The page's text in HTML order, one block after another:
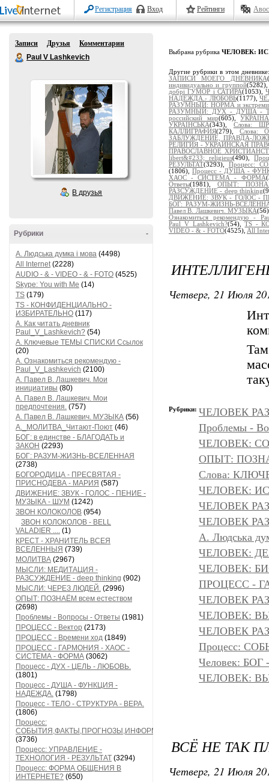
Регистрация Вход Рейтинги
Записи Друзья
Комментарии
Paul V Lashkevich
В друзья
-
Рубрики
A. Людська думка і мова (4498)
All Internet(2228)
AUDIO - & - VIDEO - & - FOTO (4525)
Skype: You with Me (14)
TS (179)
TS - КОНФИДЕНЦИАЛЬНО -
ИЗБИРАТЕЛЬНО (117)
А. Как читать дневник
Paul_V_Lashkevich? (54)
А. Ключевые ТЕМЫ СПИСКИ Ссылок
(20)
А. Ознакомиться рекомендую -
Paul_V_Lashkevich (2100)
А. Павел В. Лашкевич. Мои
инициативы (80)
А. Павел В. Лашкевич. Мои
предпочтения. (757)
А. Павел В. Лашкевич. МУЗЫКА (56)
А._МОЛИТВА_Читают-Поют (46)
БОГ: в единстве - БЛАГОДАТЬ и
ЗАКОН (2293)
БОГ: РАЗУМ-ЖИЗНЬ-ВСЕЛЕННАЯ
(2738)
БОГОРОДИЦА - ПРЕСВЯТАЯ -
ПРИСНОДЕВА - МАРИЯ (587)
ДВИЖЕНИЕ: ЗВУК - ГОЛОС - ПЕНИЕ -
МУЗЫКА - ШУМ (1242)
ЗВОН КОЛОКОЛОВ (954)
ЗВОН КОЛОКОЛОВ - BELL
VALADIER .... (1)
КРЕСТ - ХРАНИТЕЛЬ ВСЕЯ
ВСЕЛЕННЫЯ (739)
МОЛИТВА (2967)
МЫСЛИ: МЕДИТАЦИЯ -
РАЗСУЖДЕНИЕ - deep thinking (902)
МЫСЛИ: ЧЕРЕЗ ЛЮДЕЙ. (2996)
ОПЫТ: ПОЗНАЁМ всем естеством
(2698)
Проблемы - Вопросы - Ответы (1981)
ПРОЦЕСС - Вектор (2173)
ПРОЦЕСС - Времени ход (1849)
ПРОЦЕСС - ГАРМОНИЯ - ХАОС -
СИСТЕМА - ФОРМА (3062)
Процесс - ДУХ - ЦЕЛЬ - ЛЮБОВЬ.
(1801)
Процесс - ДУША - ФУНКЦИЯ -
НАДЕЖДА. (1798)
Процесс - ТЕЛО - СТРУКТУРА - ВЕРА.
(1806)
Процесс:
СОБЫТИЯ,ФАКТЫ,ПРОГНОЗЫ,ИНФОРМАЦИЯ
(3736)
Процесс: УПРАВЛЕНИЕ -
ТЕХНОЛОГИЯ - РЕЗУЛЬТАТ (3294)
Процесс: ФОРМА ОБЩЕНИЯ В
ИНТЕРНЕТЕ? (650)
Выбрана рубрика ЧЕЛОВЕК:
Другие рубрики в этом
ЗАПИСИ МОЕГО ДНЕВНИКА
индивидуально и группой
добрі ГУМОР і САТИРА(1053),
НАДЕЖДА - ЛЮБОВЬ(1177),
РАЗУМНЫЙ: НОРМА и
РАЗУМНЫЙ: ДУХ - ДУША -
российский мир(605),
УКРАЇНСЬКА(343), Слова:
КАЛЛИГРАФИЯ(279), Слова:
ЗАБЛУЖДЕНИЕ, ПРАВДА-
РЕЛИГИЯ - УКРАИНСКАЯ
ПРАВОСЛАВНОЕ
libert&#233; religieus(490),
РЕЗУЛЬТАТ(3293), Процесс:
(1806), Процесс - ДУША -
ХАОС - СИСТЕМА - ФОРМА
Ответы(1981), ОПЫТ:
РАЗСУЖДЕНИЕ - deep thinking
ДВИЖЕНИЕ: ЗВУК - ГОЛОС -
БОГ: РАЗУМ-ЖИЗНЬ-
Павел В. Лашкевич. МУЗЫКА
Ознакомиться рекомендую -
Paul_V_Lashkevich?(54),TS -
VIDEO - & - FOTO(4525), All
Четверг, 21 Июля
Рубрики: ЧЕЛОВЕК
Проблемы -
ЧЕЛОВЕК:
ОПЫТ:
Слова:
ЧЕЛОВЕК:
ЧЕЛОВЕК
ЧЕЛОВЕК
A. Людська
ЧЕЛОВЕК:
ЧЕЛОВЕК:
ПРОЦЕСС -
ЧЕЛОВЕК
ЧЕЛОВЕК:
ЧЕЛОВЕК
Процесс:
Человек:
ЧЕЛОВЕК:
ВСЁ НЕ ТАК
Четверг, 21 Июля